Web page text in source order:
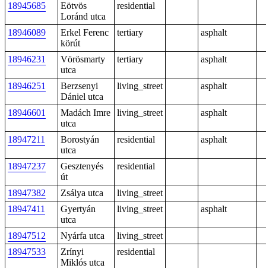
18945685
Eötvös
Loránd utca
residential
18946089
Erkel Ferenc
körút
tertiary asphalt
18946231
Vörösmarty
utca
tertiary asphalt
18946251
Berzsenyi
Dániel utca
living_street asphalt
18946601
Madách Imre
utca
living_street asphalt
18947211
Borostyán
utca
residential asphalt
18947237
Gesztenyés
út
residential
18947382 Zsálya utca
living_street
18947411
Gyertyán
utca
living_street asphalt
18947512 Nyárfa utca
living_street
18947533
Zrínyi
Miklós utca
residential